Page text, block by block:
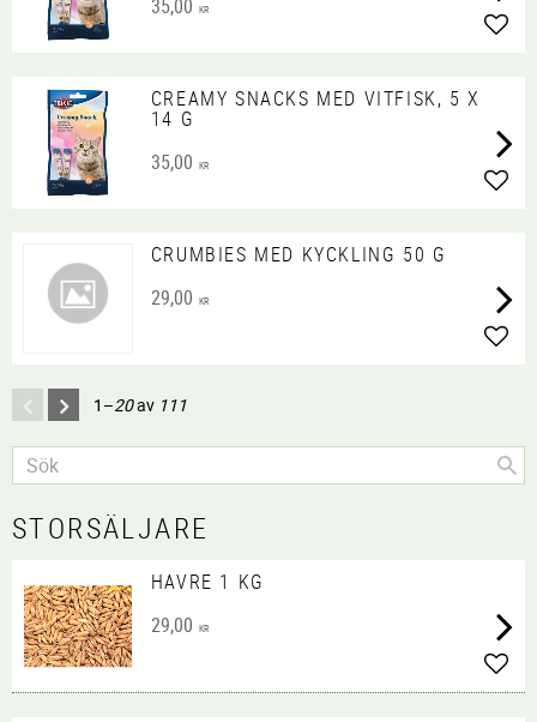
35,00 KR
CREAMY SNACKS MED VITFISK, 5 X
14 G
35,00 KR
CRUMBIES MED KYCKLING 50 G
29,00 KR
1–20av 111
STORSÄLJARE
HAVRE 1 KG
29,00 KR